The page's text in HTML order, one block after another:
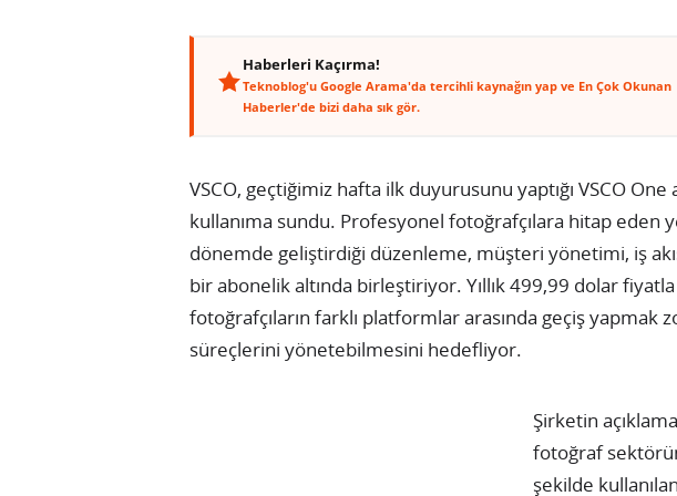
Haberleri Kaçırma!
Teknoblog'u Google Arama'da tercihli kaynağın yap ve En Çok Okunan
Haberler'de bizi daha sık gör.
VSCO, geçtiğimiz hafta ilk duyurusunu yaptığı VSCO
kullanıma sundu. Profesyonel fotoğrafçılara hitap eden
dönemde geliştirdiği düzenleme, müşteri yönetimi, iş
bir abonelik altında birleştiriyor. Yıllık 499,99 dolar
fotoğrafçıların farklı platformlar arasında geçiş yapmak
süreçlerini yönetebilmesini hedefliyor.
Şirketin
fotoğraf
şekilde